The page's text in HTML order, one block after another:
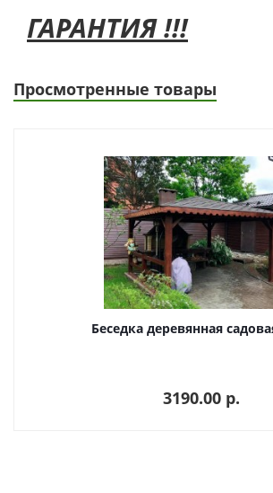
ГАРАНТИЯ !!!
Просмотренные товары
Беседка деревянная
3190.00 p.